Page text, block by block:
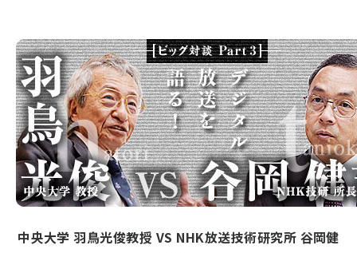
中央大学 羽鳥光俊教授 VS NHK放送技術研究所 谷岡健